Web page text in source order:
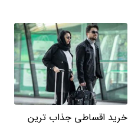
خرید اقساطی جذاب ترین